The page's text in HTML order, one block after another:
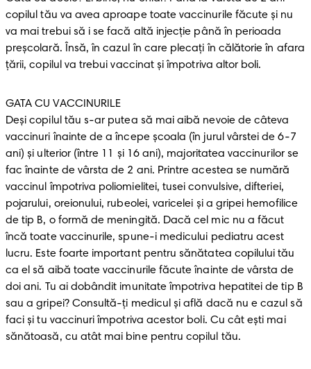
copilul tău va avea aproape toate vaccinurile făcute şi nu
va mai trebui să i se facă altă injecţie până în perioada
preşcolară. Însă, în cazul în care plecați în călătorie în afara
țării, copilul va trebui vaccinat și împotriva altor boli.
GATA CU VACCINURILE
Deși copilul tău s-ar putea să mai aibă nevoie de câteva
vaccinuri înainte de a începe școala (în jurul vârstei de 6-7
ani) și ulterior (între 11 și 16 ani), majoritatea vaccinurilor se
fac înainte de vârsta de 2 ani. Printre acestea se numără
vaccinul împotriva poliomielitei, tusei convulsive, difteriei,
pojarului, oreionului, rubeolei, varicelei și a gripei hemofilice
de tip B, o formă de meningită. Dacă cel mic nu a făcut
încă toate vaccinurile, spune-i medicului pediatru acest
lucru. Este foarte important pentru sănătatea copilului tău
ca el să aibă toate vaccinurile făcute înainte de vârsta de
doi ani. Tu ai dobândit imunitate împotriva hepatitei de tip B
sau a gripei? Consultă-ți medicul și află dacă nu e cazul să
faci și tu vaccinuri împotriva acestor boli. Cu cât ești mai
sănătoasă, cu atât mai bine pentru copilul tău.